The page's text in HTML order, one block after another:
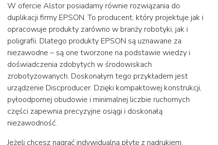
W ofercie Alstor posiadamy równie rozwiązania do
duplikacji firmy EPSON. To producent, który projektuje jak i
opracowuje produkty zarówno w branży robotyki, jak i
poligrafii. Dlatego produkty EPSON są uznawane za
niezawodne – są one tworzone na podstawie wiedzy i
doświadczenia zdobytych w środowiskach
zrobotyzowanych. Doskonałym tego przykładem jest
urządzenie Discproducer. Dzięki kompaktowej konstrukcji,
pyłoodpornej obudowie i minimalnej liczbie ruchomych
części zapewnia precyzyjne osiągi i doskonałą
niezawodność.
Jeżeli chcesz nagrać indywidualną płytę z nadrukiem,